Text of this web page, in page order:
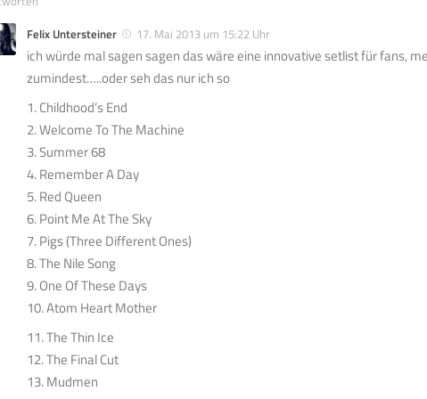
Felix Untersteiner
17. Mai 2013 um 15:22 Uhr
ich würde mal sagen sagen das wäre eine innovative setlist für fans,
zumindest…..oder seh das nur ich so
1. Childhood’s End
2. Welcome To The Machine
3. Summer 68
4. Remember A Day
5. Red Queen
6. Point Me At The Sky
7. Pigs (Three Different Ones)
8. The Nile Song
9. One Of These Days
10. Atom Heart Mother
11. The Thin Ice
12. The Final Cut
13. Mudmen